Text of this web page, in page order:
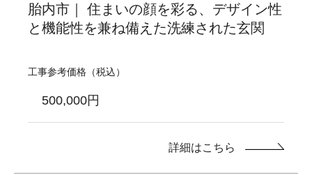
胎内市｜ 住まいの顔を彩る、デザイン性
と機能性を兼ね備えた洗練された玄関
工事参考価格（税込）
500,000円
詳細はこちら